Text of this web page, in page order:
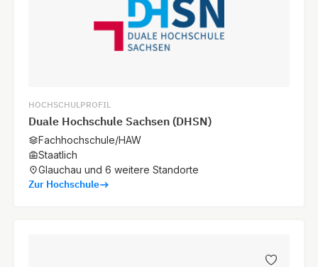
HOCHSCHULPROFIL
Duale Hochschule Sachsen (DHSN)
Fachhochschule/HAW
Staatlich
Glauchau und 6 weitere Standorte
Zur Hochschule